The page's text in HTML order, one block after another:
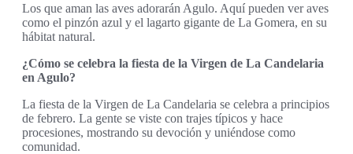
Los que aman las aves adorarán Agulo. Aquí pueden ver aves
como el pinzón azul y el lagarto gigante de La Gomera, en su
hábitat natural.
¿Cómo se celebra la fiesta de la Virgen de La Candelaria
en Agulo?
La fiesta de la Virgen de La Candelaria se celebra a principios
de febrero. La gente se viste con trajes típicos y hace
procesiones, mostrando su devoción y uniéndose como
comunidad.